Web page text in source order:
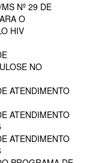
Nº 29 DE
O
HIV
NO
ATENDIMENTO
ATENDIMENTO
ATENDIMENTO